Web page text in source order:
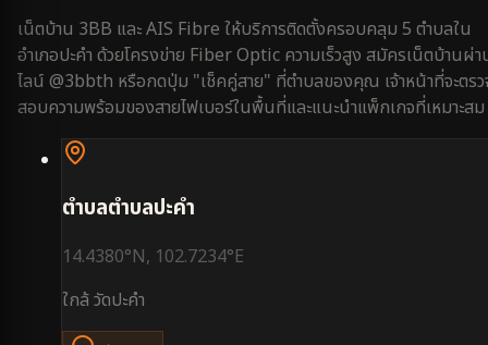
เน็ตบ้าน 3BB และ AIS Fibre ให้บริการติดตั้งครอบคลุม 5 ตำบลใน
อำเภอปะคำ ด้วยโครงข่าย Fiber Optic ความเร็วสูง สมัครเน็ตบ้านผ่
ไลน์ @3bbth หรือกดปุ่ม "เช็คคู่สาย" ที่ตำบลของคุณ เจ้าหน้าที่จะตร
สอบความพร้อมของสายไฟเบอร์ในพื้นที่และแนะนำแพ็กเกจที่เหมาะสม
ตำบลตำบลปะคำ
14.4380°N, 102.7234°E
ใกล้วัดปะคำ